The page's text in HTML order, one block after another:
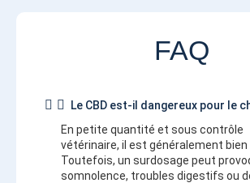
FAQ
Le CBD est-il dangereux pour le
En petite quantité et sous contrôle
vétérinaire, il est généralement bien
Toutefois, un surdosage peut
somnolence, troubles digestifs ou